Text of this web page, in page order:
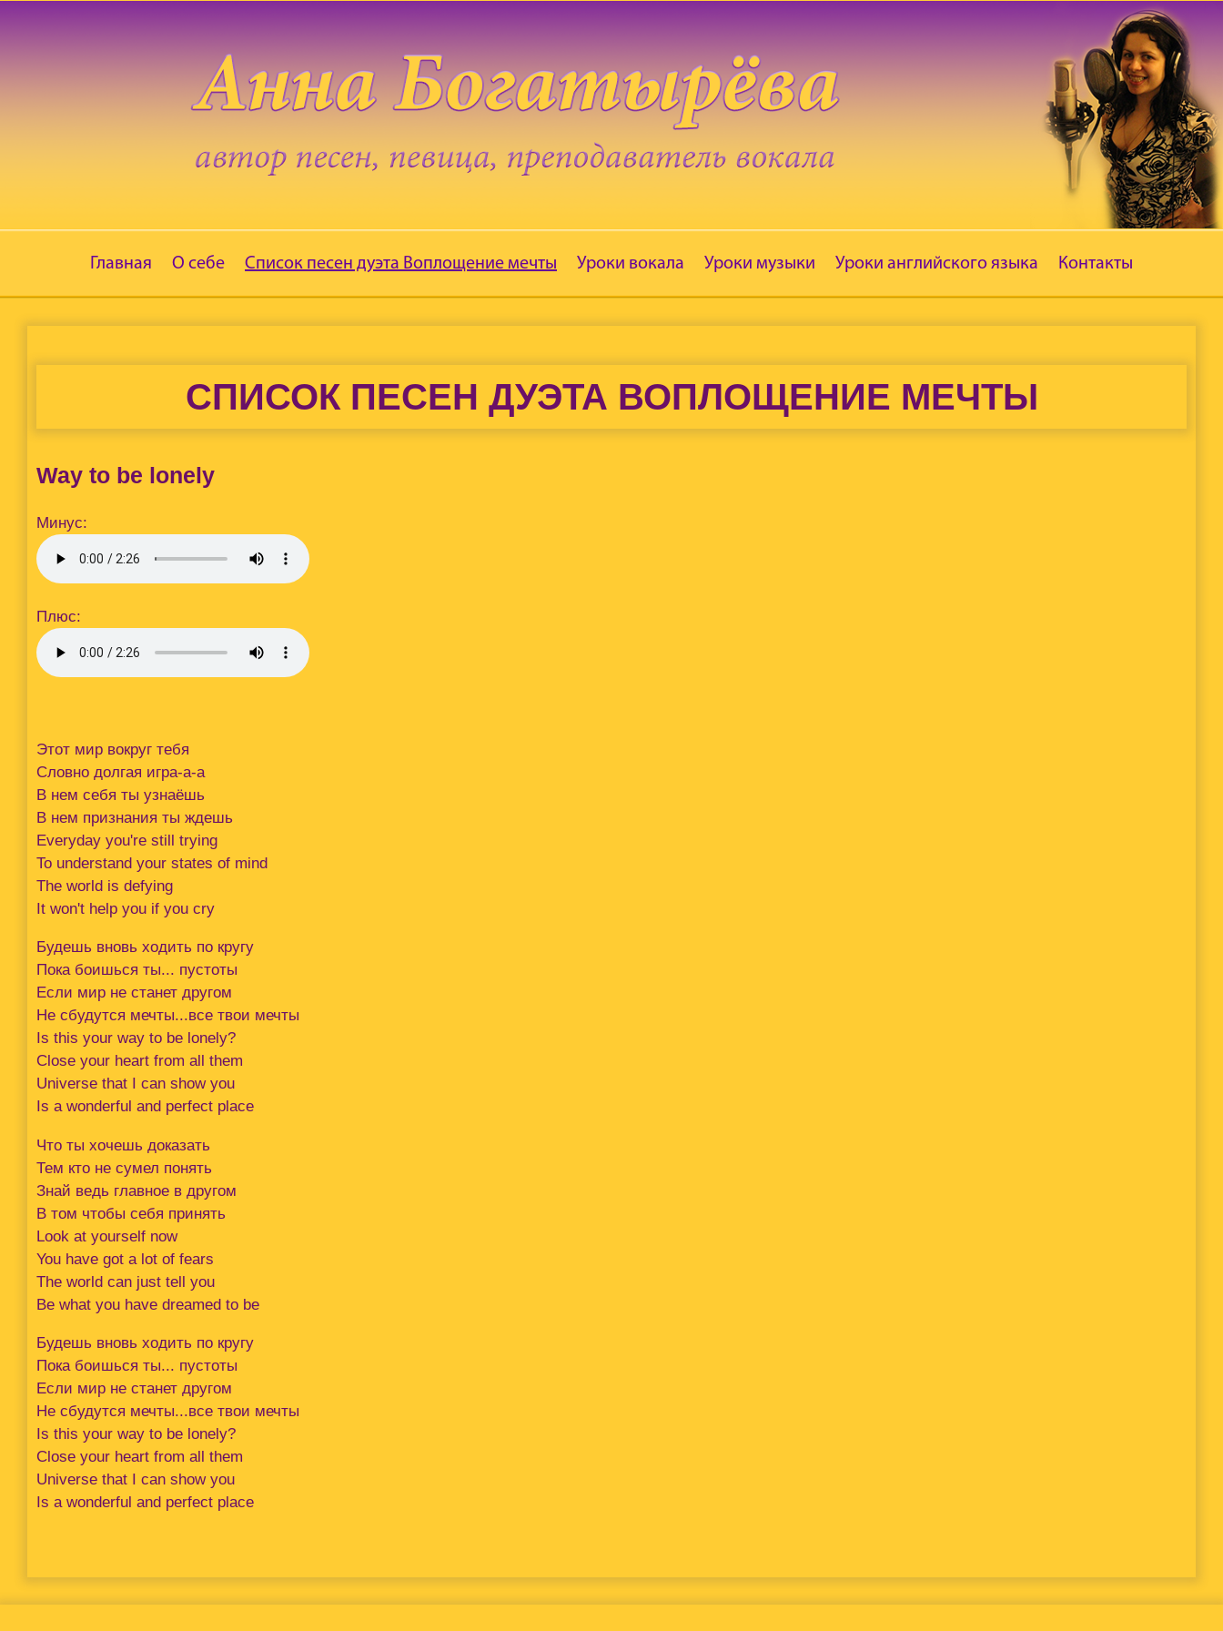
Главная О себе Список песен дуэта Воплощение мечты Уроки вокала Уроки музыки Уроки английского языка Контакты
СПИСОК ПЕСЕН ДУЭТА ВОПЛОЩЕНИЕ МЕЧТЫ
Way to be lonely
Минус:
Плюс:
Этот мир вокруг тебя
Словно долгая игра-а-а
В нем себя ты узнаёшь
В нем признания ты ждешь
Everyday you're still trying
To understand your states of mind
The world is defying
It won't help you if you cry
Будешь вновь ходить по кругу
Пока боишься ты... пустоты
Если мир не станет другом
Не сбудутся мечты...все твои мечты
Is this your way to be lonely?
Close your heart from all them
Universe that I can show you
Is a wonderful and perfect place
Что ты хочешь доказать
Тем кто не сумел понять
Знай ведь главное в другом
В том чтобы себя принять
Look at yourself now
You have got a lot of fears
The world can just tell you
Be what you have dreamed to be
Будешь вновь ходить по кругу
Пока боишься ты... пустоты
Если мир не станет другом
Не сбудутся мечты...все твои мечты
Is this your way to be lonely?
Close your heart from all them
Universe that I can show you
Is a wonderful and perfect place